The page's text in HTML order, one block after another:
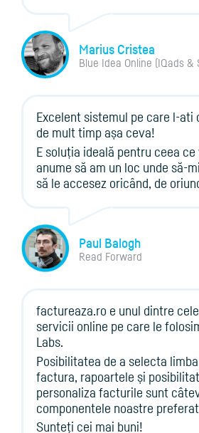
Marius Cristea
Blue Idea Online (IQads &
Excelent sistemul pe care l-ati
de mult timp așa ceva!
E soluția ideală pentru ceea ce
anume să am un loc unde să-
să le accesez oricând, de
Paul Balogh
Read Forward
factureaza.ro e unul dintre
servicii online pe care le
Labs.
Posibilitatea de a selecta
factura, rapoartele și
personaliza facturile sunt
componentele noastre
Sunteți cei mai buni!